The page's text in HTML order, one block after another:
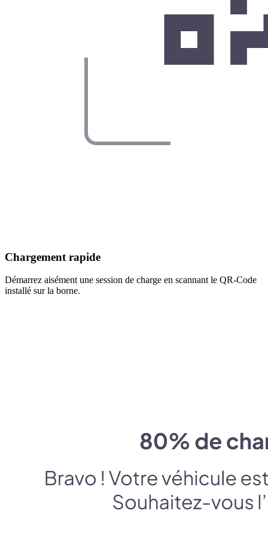
Chargement rapide
Démarrez aisément une session de charge en scannant le QR-Code
installé sur la borne.